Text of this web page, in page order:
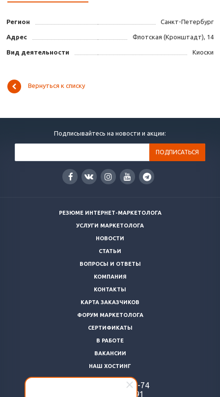
Регион Санкт-Петербург
Адрес Флотская (Кронштадт), 14
Вид деятельности Киоски
Вернуться к списку
Подписывайтесь на новости и акции:
РЕЗЮМЕ ИНТЕРНЕТ-МАРКЕТОЛОГА
УСЛУГИ МАРКЕТОЛОГА
НОВОСТИ
СТАТЬИ
ВОПРОСЫ И ОТВЕТЫ
КОМПАНИЯ
КОНТАКТЫ
КАРТА ЗАКАЗЧИКОВ
ФОРУМ МАРКЕТОЛОГА
СЕРТИФИКАТЫ
В РАБОТЕ
ВАКАНСИИ
НАШ ХОСТИНГ
922-48-74
869-64-91